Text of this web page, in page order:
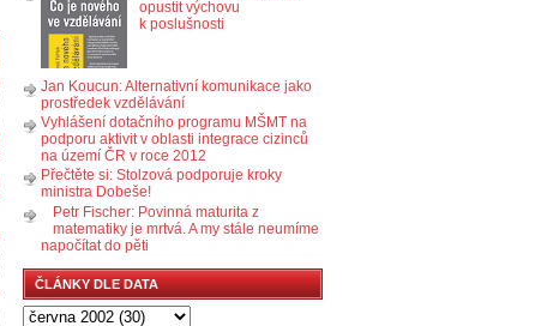
opustit výchovu
k poslušnosti
Jan Koucun: Alternativní komunikace jako
prostředek vzdělávání
Vyhlášení dotačního programu MŠMT na
podporu aktivit v oblasti integrace cizinců
na území ČR v roce 2012
Přečtěte si: Stolzová podporuje kroky
ministra Dobeše!
Petr Fischer: Povinná maturita z
matematiky je mrtvá. A my stále neumíme
napočítat do pěti
ČLÁNKY DLE DATA